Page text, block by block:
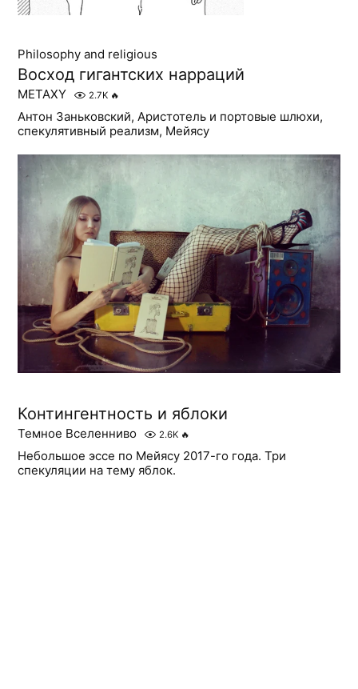
Philosophy and religious
Восход гигантских нарраций
METAXY 2.7K 🔥
Антон Заньковский, Аристотель и портовые шлюхи,
спекулятивный реализм, Мейясу
Контингентность и яблоки
Темное Вселенниво 2.6K 🔥
Небольшое эссе по Мейясу 2017-го года. Три
спекуляции на тему яблок.